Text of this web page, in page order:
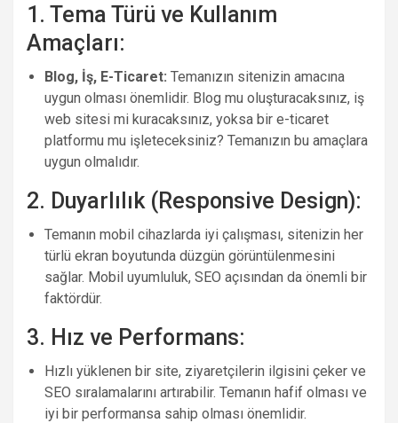
1. Tema Türü ve Kullanım
Amaçları:
Blog, İş, E-Ticaret: Temanızın sitenizin amacına
uygun olması önemlidir. Blog mu oluşturacaksınız, iş
web sitesi mi kuracaksınız, yoksa bir e-ticaret
platformu mu işleteceksiniz? Temanızın bu amaçlara
uygun olmalıdır.
2. Duyarlılık (Responsive Design):
Temanın mobil cihazlarda iyi çalışması, sitenizin her
türlü ekran boyutunda düzgün görüntülenmesini
sağlar. Mobil uyumluluk, SEO açısından da önemli bir
faktördür.
3. Hız ve Performans:
Hızlı yüklenen bir site, ziyaretçilerin ilgisini çeker ve
SEO sıralamalarını artırabilir. Temanın hafif olması ve
iyi bir performansa sahip olması önemlidir.